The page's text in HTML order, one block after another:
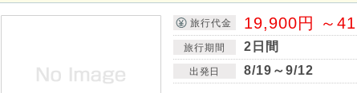
旅行代金 19,900円 ～
旅行期間 2日間
出発日 8/19～9/12